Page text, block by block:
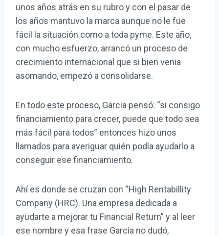
unos años atrás en su rubro y con el pasar de
los años mantuvo la marca aunque no le fue
fácil la situación como a toda pyme. Este año,
con mucho esfuerzo, arrancó un proceso de
crecimiento internacional que si bien venia
asomando, empezó a consolidarse.
En todo este proceso, Garcia pensó: “si consigo
financiamiento para crecer, puede que todo sea
más fácil para todos” entonces hizo unos
llamados para averiguar quién podía ayudarlo a
conseguir ese financiamiento.
Ahí es donde se cruzan con “High Rentabillity
Company (HRC). Una empresa dedicada a
ayudarte a mejorar tu Financial Return” y al leer
ese nombre y esa frase Garcia no dudó,